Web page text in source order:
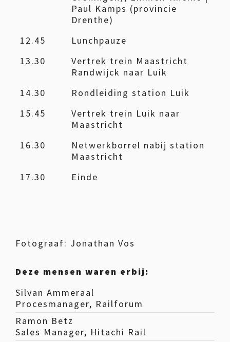
Paul Kamps (provincie
Drenthe)
12.45
Lunchpauze
13.30
Vertrek trein Maastricht
Randwijck naar Luik
14.30
Rondleiding station Luik
15.45
Vertrek trein Luik naar
Maastricht
16.30
Netwerkborrel nabij station
Maastricht
17.30
Einde
Fotograaf: Jonathan Vos
Deze mensen waren erbij:
Silvan Ammeraal
Procesmanager, Railforum
Ramon Betz
Sales Manager, Hitachi Rail